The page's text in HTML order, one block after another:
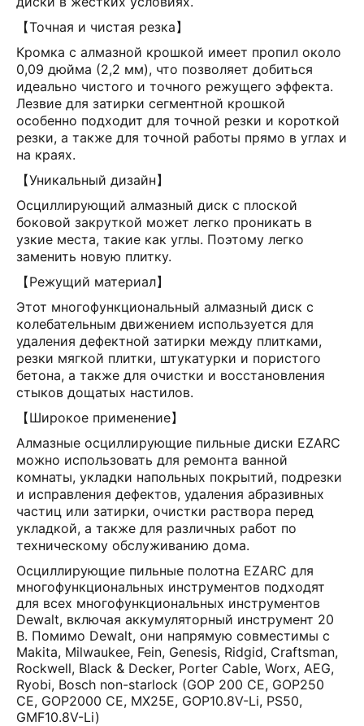
【Точная и чистая резка】
Кромка с алмазной крошкой имеет пропил около
0,09 дюйма (2,2 мм), что позволяет добиться
идеально чистого и точного режущего эффекта.
Лезвие для затирки сегментной крошкой
особенно подходит для точной резки и короткой
резки, а также для точной работы прямо в углах и
на краях.
【Уникальный дизайн】
Осциллирующий алмазный диск с плоской
боковой закруткой может легко проникать в
узкие места, такие как углы. Поэтому легко
заменить новую плитку.
【Режущий материал】
Этот многофункциональный алмазный диск с
колебательным движением используется для
удаления дефектной затирки между плитками,
резки мягкой плитки, штукатурки и пористого
бетона, а также для очистки и восстановления
стыков дощатых настилов.
【Широкое применение】
Алмазные осциллирующие пильные диски EZARC
можно использовать для ремонта ванной
комнаты, укладки напольных покрытий, подрезки
и исправления дефектов, удаления абразивных
частиц или затирки, очистки раствора перед
укладкой, а также для различных работ по
техническому обслуживанию дома.
Осциллирующие пильные полотна EZARC для
многофункциональных инструментов подходят
для всех многофункциональных инструментов
Dewalt, включая аккумуляторный инструмент 20
В. Помимо Dewalt, они напрямую совместимы с
Makita, Milwaukee, Fein, Genesis, Ridgid, Craftsman,
Rockwell, Black & Decker, Porter Cable, Worx, AEG,
Ryobi, Bosch non-starlock (GOP 200 CE, GOP250
CE, GOP2000 CE, MX25E, GOP10.8V-Li, PS50,
GMF10.8V-Li)